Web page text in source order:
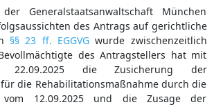
Generalstaatsanwaltschaft München
des Antrags auf gerichtliche
§§ 23 ff. EGGVGwurde zwischenzeitlich
des Antragstellers hat mit
22.09.2025 die Zusicherung der
die Rehabilitationsmaßnahme durch die
vom 12.09.2025 und die Zusage der